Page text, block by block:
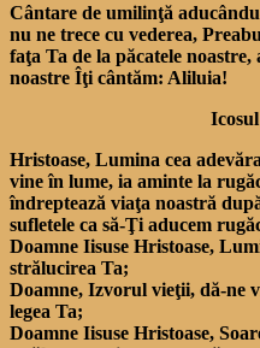
Cântare de umilinţă
nu ne trece cu vederea,
faţa Ta de la păcatele
noastre Îţi cântăm: Aliluia!
Hristoase, Lumina cea
vine în lume, ia aminte la
îndreptează viaţa noastră
sufletele ca să-Ţi aducem
Doamne Iisuse Hristoase,
strălucirea Ta;
Doamne, Izvorul vieţii, dă-ne
legea Ta;
Doamne Iisuse Hristoase,